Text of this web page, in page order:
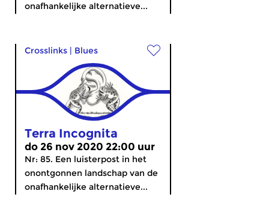
onafhankelijke alternatieve...
Crosslinks | Blues
Terra Incognita
do 26 nov 2020 22:00 uur
Nr: 85. Een luisterpost in het
onontgonnen landschap van de
onafhankelijke alternatieve...